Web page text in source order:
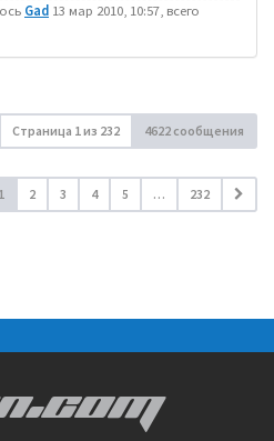
Gad 13 мар 2010, 10:57, всего
Страница 1из 232 4622 сообщения
1 2 3 4 5 … 232